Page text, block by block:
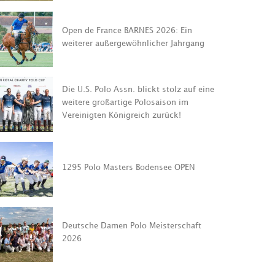
Polo Assn. blickt
auf eine weitere
Polosaison im
Königreich
Bodensee
Open de France BARNES 2026: Ein
weiterer außergewöhnlicher Jahrgang
Die U.S. Polo Assn. blickt stolz auf eine
weitere großartige Polosaison im
Vereinigten Königreich zurück!
1295 Polo Masters Bodensee OPEN
Deutsche Damen Polo Meisterschaft
2026